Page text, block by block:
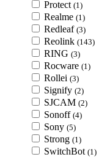
Protect (1)
Realme (1)
Redleaf (3)
Reolink (143)
RING (3)
Rocware (1)
Rollei (3)
Signify (2)
SJCAM (2)
Sonoff (4)
Sony (5)
Strong (1)
SwitchBot (1)